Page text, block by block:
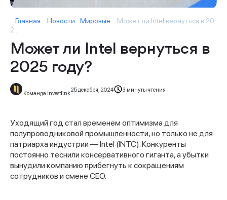
Главная Новости Мировые
Может ли Intel вернуться в 20
2...
Может ли Intel вернуться в
2025 году?
Команда Investlink
25 декабря, 2024 3 минуты чтения
Уходящий год стал временем оптимизма для
полупроводниковой промышленности, но только не для
патриарха индустрии — Intel (INTC). Конкуренты
постоянно теснили консервативного гиганта, а убытки
вынудили компанию прибегнуть к сокращениям
сотрудников и смене CEO.